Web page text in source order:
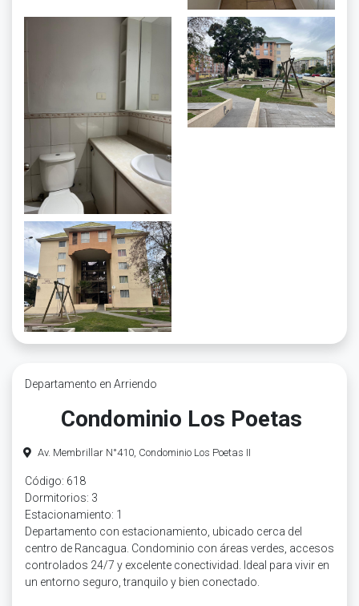
Departamento en Arriendo
Condominio Los Poetas
Av. Membrillar N°410, Condominio Los Poetas II
Código: 618
Dormitorios: 3
Estacionamiento: 1
Departamento con estacionamiento, ubicado cerca del
centro de Rancagua. Condominio con áreas verdes, accesos
controlados 24/7 y excelente conectividad. Ideal para vivir en
un entorno seguro, tranquilo y bien conectado.